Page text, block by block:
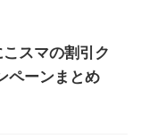
スマの割引ク
ペーンまとめ